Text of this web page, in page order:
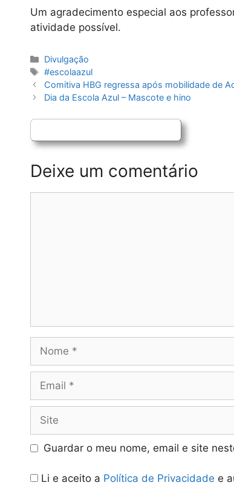
Um agradecimento especial aos
atividade possível.
Categorias
Divulgação
Etiquetas
#escolaazul
Navegação
de
Comitiva HBG regressa após mobilidade de
Dia da Escola Azul – Mascote e hino
Deixe um comentário
Guardar o meu nome, email e site
Li e aceito a Política de Privacidade e